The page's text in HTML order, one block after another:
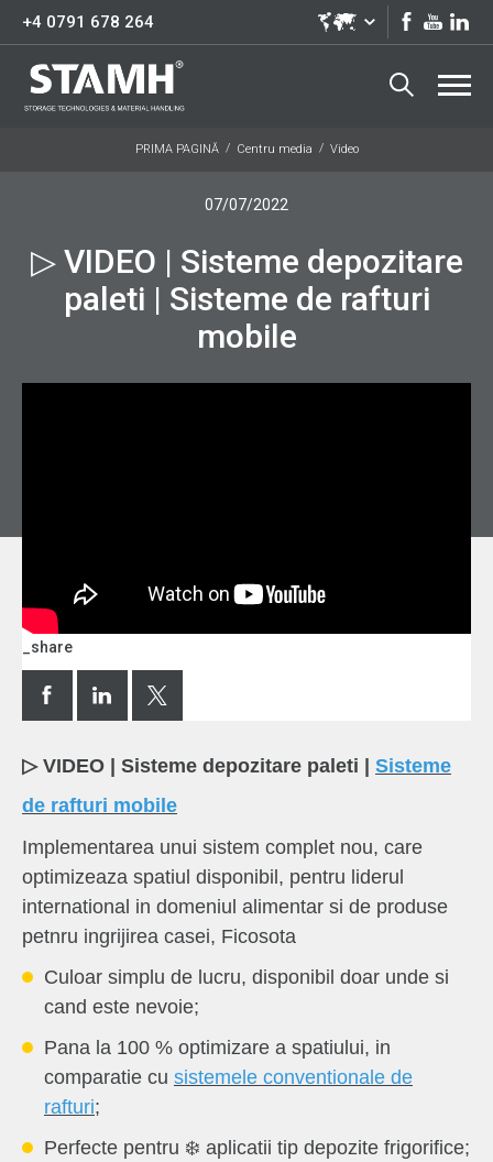
+4 0791 678 264
PRIMA PAGINĂ Centru media Video
07/07/2022
▷ VIDEO | Sisteme depozitare
paleti | Sisteme de rafturi
mobile
_share
▷ VIDEO | Sisteme depozitare paleti | Sisteme
de rafturi mobile
Implementarea unui sistem complet nou, care
optimizeaza spatiul disponibil, pentru liderul
international in domeniul alimentar si de produse
petnru ingrijirea casei, Ficosota
Culoar simplu de lucru, disponibil doar unde si
cand este nevoie;
Pana la 100 % optimizare a spatiului, in
comparatie cu sistemele conventionale de
rafturi;
Perfecte pentru ❄️ aplicatii tip depozite frigorifice;